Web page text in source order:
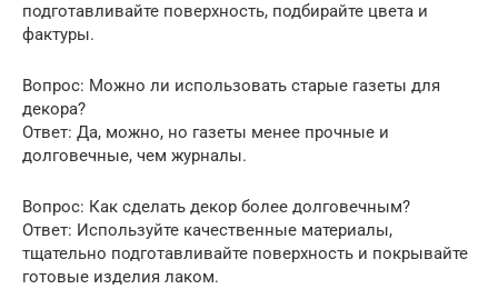
подготавливайте поверхность, подбирайте цвета и
фактуры.
Вопрос: Можно ли использовать старые газеты для
декора?
Ответ: Да, можно, но газеты менее прочные и
долговечные, чем журналы.
Вопрос: Как сделать декор более долговечным?
Ответ: Используйте качественные материалы,
тщательно подготавливайте поверхность и покрывайте
готовые изделия лаком.